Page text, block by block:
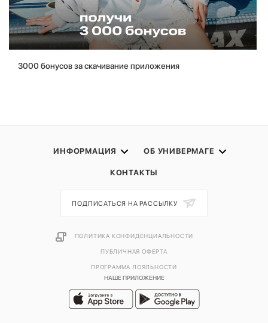
3000 бонусов за скачивание приложения
ИНФОРМАЦИЯ ОБ УНИВЕРМАГЕ
КОНТАКТЫ
НАШЕ ПРИЛОЖЕНИЕ
ПОДПИСАТЬСЯ НА РАССЫЛКУ
ПОЛИТИКА КОНФИДЕНЦИАЛЬНОСТИ
ПУБЛИЧНАЯ ОФЕРТА
ПРОГРАММА ЛОЯЛЬНОСТИ